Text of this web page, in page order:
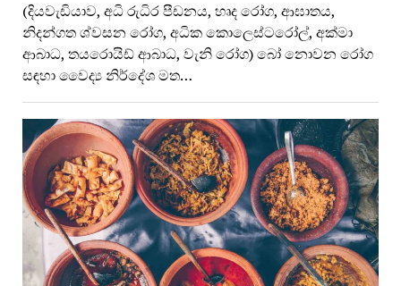
(දියවැඩියාව, අධි රුධිර පීඩනය, හෘද රෝග, ආඝාතය,
නිදන්ගත ශ්වසන රෝග, අධික කොලෙස්ටරෝල්, අක්මා
ආබාධ, තයරොයිඩ් ආබාධ, වැනි රෝග) බෝ නොවන රෝග
සඳහා වෛද්‍ය නිර්දේශ මත…